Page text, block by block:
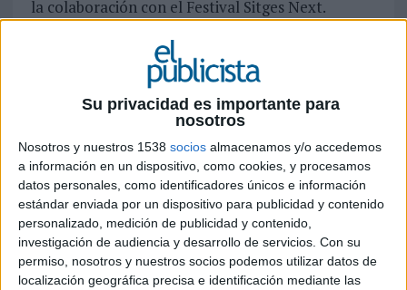
Su privacidad es importante para
nosotros
Nosotros y nuestros 1538 socios almacenamos y/o accedemos
a información en un dispositivo, como cookies, y procesamos
datos personales, como identificadores únicos e información
estándar enviada por un dispositivo para publicidad y contenido
personalizado, medición de publicidad y contenido,
investigación de audiencia y desarrollo de servicios. Con su
permiso, nosotros y nuestros socios podemos utilizar datos de
localización geográfica precisa e identificación mediante las
la colaboración con el Festival Sitges Next.
También decidió conceder la distinción de
Miembro de Honor del Col·legi, un premio que
decide la Junta de Gobierno del Col·legi y que
recae en un/a profesional en activo que, o bien
por trayectoria, ha dejado una huella clara en el
sector, o bien, aun teniendo menos trayectoria,
ha generado una disrupción notable, no por la
acción puntual sino por la forma sostenida un
mínimo de 2 años y/o ha contribuido a romper
esquemas en la profesión. El ganador del premio
al miembro de Honor de este año ha sido Toni
Segarra, fundador y director creativo de Alegre
Roca.